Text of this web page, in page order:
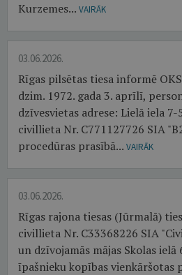
Kurzemes... VAIRĀK
03.06.2026.
Rīgas pilsētas tiesa informē
dzim. 1972. gada 3. aprīlī,
dzīvesvietas adrese: Lielā iela 7-
civillieta Nr. C771127726 SIA
procedūras prasībā... VAIRĀK
03.06.2026.
Rīgas rajona tiesas (Jūrmalā)
civillieta Nr. C33368226 SIA
un dzīvojamās mājas Skolas
īpašnieku kopības vienkāršotas